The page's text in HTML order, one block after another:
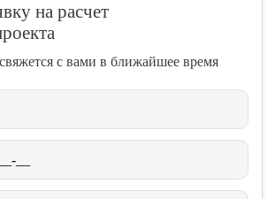
на расчет
с вами в ближайшее время